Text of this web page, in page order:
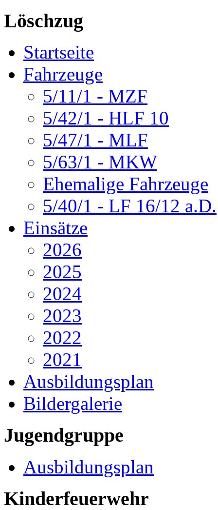
Löschzug
Startseite
Fahrzeuge
5/11/1 - MZF
5/42/1 - HLF 10
5/47/1 - MLF
5/63/1 - MKW
Ehemalige Fahrzeuge
5/40/1 - LF 16/12 a.D.
Einsätze
2026
2025
2024
2023
2022
2021
Ausbildungsplan
Bildergalerie
Jugendgruppe
Ausbildungsplan
Kinderfeuerwehr